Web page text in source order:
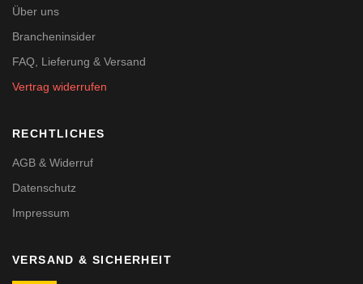
Über uns
Brancheninsider
FAQ, Lieferung & Versand
Vertrag widerrufen
RECHTLICHES
AGB & Widerruf
Datenschutz
Impressum
VERSAND & SICHERHEIT